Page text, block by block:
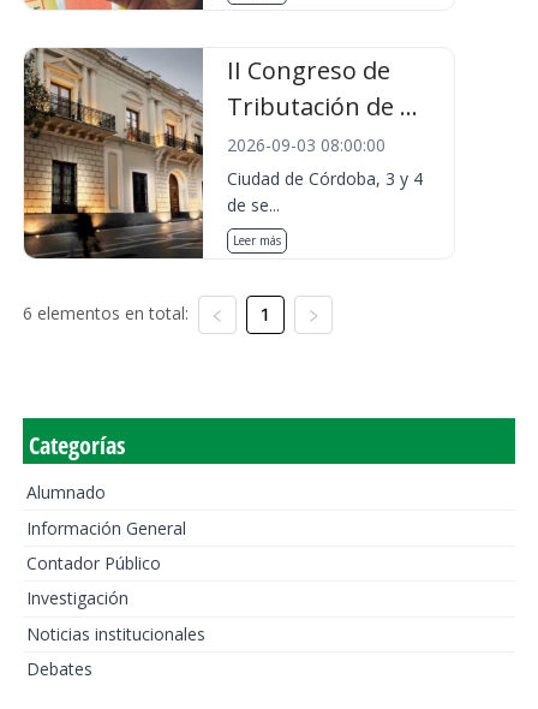
II Congreso de
Tributación de ...
2026-09-03 08:00:00
Ciudad de Córdoba, 3 y 4
de se...
Leer más
6 elementos en total: 1
Categorías
Alumnado
Información General
Contador Público
Investigación
Noticias institucionales
Debates